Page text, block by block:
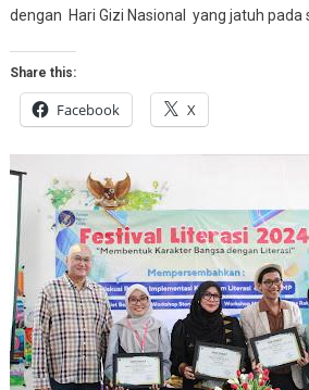
dengan Hari Gizi Nasional yang jatuh pada
Share this:
Facebook X